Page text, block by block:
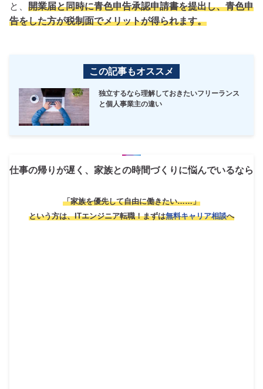
と、 開業届と同時に青色申告承認申請書を提出し、青色申
告をした方が税制面でメリットが得られます。
この記事もオススメ
独立するなら理解しておきたいフリーランス
と個人事業主の違い
仕事の帰りが遅く、家族との時間づくりに悩んでいるなら
「家族を優先して自由に働きたい……」
という方は、ITエンジニア転職！まずは無料キャリア相談へ